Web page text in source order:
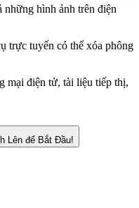
trực tuyến có thể xóa phông
mại điện tử, tài liệu tiếp thị,
Lên để Bắt Đầu!